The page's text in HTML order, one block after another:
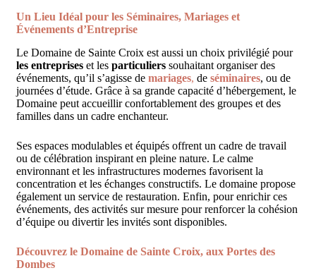
Un Lieu Idéal pour les Séminaires, Mariages et
Événements d’Entreprise
Le Domaine de Sainte Croix est aussi un choix privilégié pour
les entreprises et lesparticuliers souhaitant organiser des
événements, qu’il s’agisse demariages, deséminaires, ou de
journées d’étude. Grâce à sa grande capacité d’hébergement, le
Domaine peut accueillir confortablement des groupes et des
familles dans un cadre enchanteur.
Ses espaces modulables et équipés offrent un cadre de travail
ou de célébration inspirant en pleine nature. Le calme
environnant et les infrastructures modernes favorisent la
concentration et les échanges constructifs. Le domaine propose
également un service de restauration. Enfin, pour enrichir ces
événements, des activités sur mesure pour renforcer la cohésion
d’équipe ou divertir les invités sont disponibles.
Découvrez le Domaine de Sainte Croix, aux Portes des
Dombes